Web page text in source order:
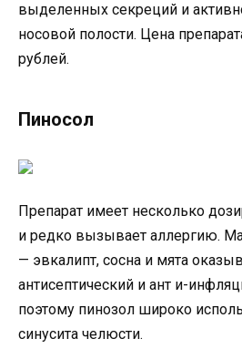
выделенных секреций и
носовой полости. Цена
рублей.
Пиносол
Препарат имеет несколько
и редко вызывает аллергию.
— эвкалипт, сосна и мята
антисептический и ант и-
поэтому пинозол широко
синусита челюсти.